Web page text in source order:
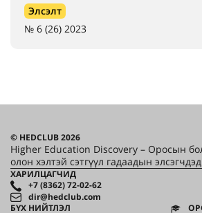
Элсэлт
№ 6 (26) 2023
© HEDCLUB 2026
Higher Education Discovery – Оросын
олон хэлтэй сэтгүүл гадаадын элсэгчдэд
ХАРИЛЦАГЧИД
+7 (8362) 72-02-62
dir@hedclub.com
БҮХ НИЙТЛЭЛ